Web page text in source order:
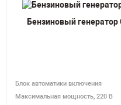
Бензиновый генератор
Блок автоматики включения
Максимальная мощность, 220 В